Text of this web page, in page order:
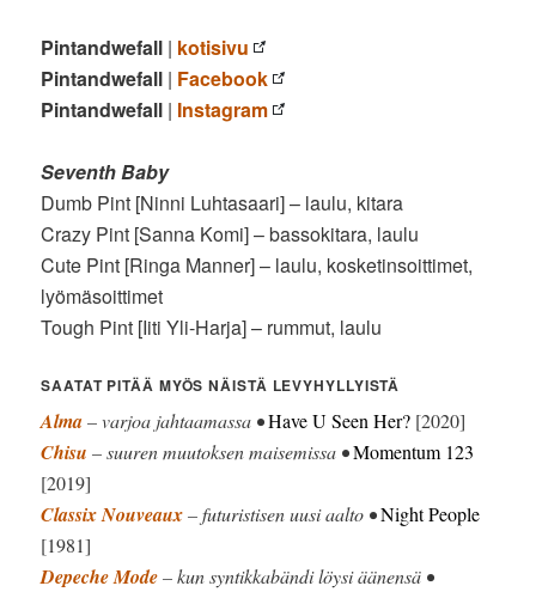
Pintandwefall | kotisivu
Pintandwefall | Facebook
Pintandwefall | Instagram
Seventh Baby
Dumb Pint [Ninni Luhtasaari] – laulu, kitara
Crazy Pint [Sanna Komi] – bassokitara, laulu
Cute Pint [Ringa Manner] – laulu, kosketinsoittimet,
lyömäsoittimet
Tough Pint [Iiti Yli-Harja] – rummut, laulu
SAATAT PITÄÄ MYÖS NÄISTÄ LEVYHYLLYISTÄ
Alma– varjoa jahtaamassa •Have U Seen Her? [2020]
Chisu – suuren muutoksen maisemissa •Momentum 123
[2019]
Classix Nouveaux– futuristisen uusi aalto •Night People
[1981]
Depeche Mode– kun syntikkabändi löysi äänensä •